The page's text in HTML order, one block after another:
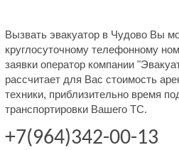
Вызвать эвакуатор в Чудово Вы
круглосуточному телефонному
заявки оператор компании
рассчитает для Вас стоимость
техники, приблизительно время
транспортировки Вашего ТС.
+7(964)342-00-13